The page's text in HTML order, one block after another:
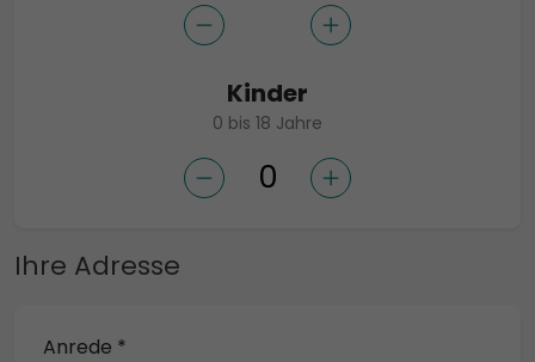
Kinder
0 bis 18 Jahre
Ihre Adresse
Anrede *